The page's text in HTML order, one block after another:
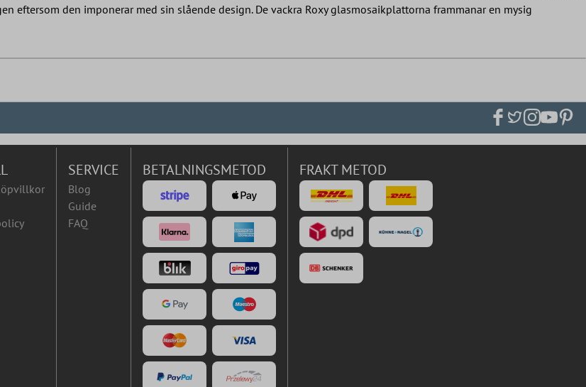
eftersom den imponerar med sin slående design. De vackra Roxy glasmosaikplattorna frammanar en mysig
SERVICE
Blog
Guide
FAQ
BETALNINGSMETOD FRAKT METOD